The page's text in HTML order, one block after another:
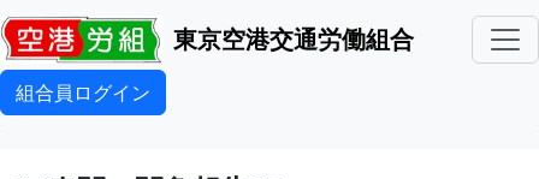
東京空港交通労働組合
組合員ログイン